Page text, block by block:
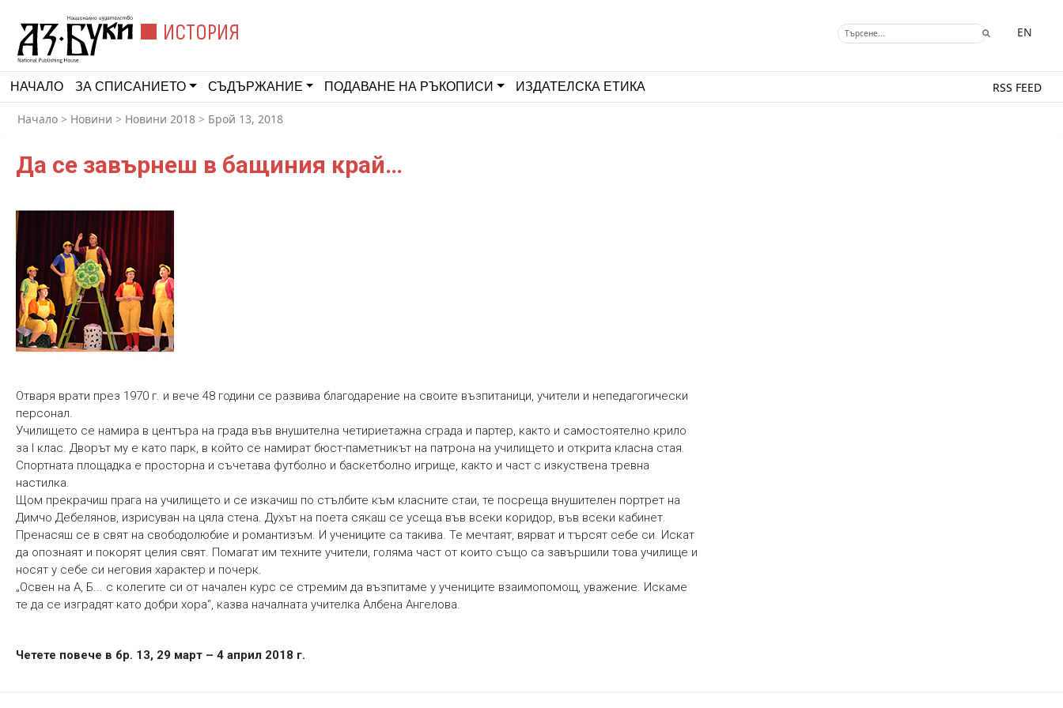
ИСТОРИЯ EN
НАЧАЛО ЗА СПИСАНИЕТО СЪДЪРЖАНИЕ ПОДАВАНЕ НА РЪКОПИСИ ИЗДАТЕЛСКА ЕТИКА RSS FEED
Начало > Новини > Новини 2018 > Брой 13, 2018
Да се завърнеш в бащиния край…
Отваря врати през 1970 г. и вече 48 години се развива благодарение на своите възпитаници, учители и непедагогически
персонал.
Училището се намира в центъра на града във внушителна четириетажна сграда и партер, както и самостоятелно крило
за I клас. Дворът му е като парк, в който се намират бюст-паметникът на патрона на училището и открита класна стая.
Спортната площадка е просторна и съчетава футболно и баскетболно игрище, както и част с изкуствена тревна
настилка.
Щом прекрачиш прага на училището и се изкачиш по стълбите към класните стаи, те посреща внушителен портрет на
Димчо Дебелянов, изрисуван на цяла стена. Духът на поета сякаш се усеща във всеки коридор, във всеки кабинет.
Пренасяш се в свят на свободолюбие и романтизъм. И учениците са такива. Те мечтаят, вярват и търсят себе си. Искат
да опознаят и покорят целия свят. Помагат им техните учители, голяма част от които също са завършили това училище и
носят у себе си неговия характер и почерк.
„Освен на А, Б... с колегите си от начален курс се стремим да възпитаме у учениците взаимопомощ, уважение. Искаме
те да се изградят като добри хора“, казва началната учителка Албена Ангелова.
Четете повече в бр. 13, 29 март – 4 април 2018 г.